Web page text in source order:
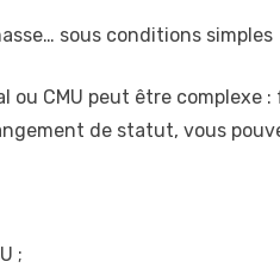
sous conditions simples
ou CMU peut être
de statut, vous
;